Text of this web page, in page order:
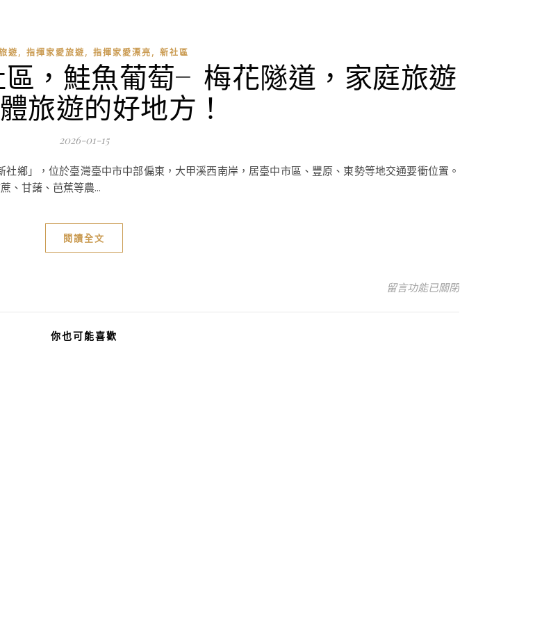
遊, 指揮家愛旅遊, 指揮家愛漂亮, 新社區
，鮭魚葡萄╴梅花隧道，家庭旅遊
旅遊的好地方！
2026-01-15
鄉」，位於臺灣臺中市中部偏東，大甲溪西南岸，居臺中市區、豐原、東勢等地交通要衝位置。
、甘藷、芭蕉等農...
閱讀全文
在〈台中旅遊景點推薦-新社區，
留言功能已關閉
你也可能喜歡